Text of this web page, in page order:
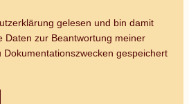
gelesen und bin damit
Daten zur Beantwortung meiner
gespeichert